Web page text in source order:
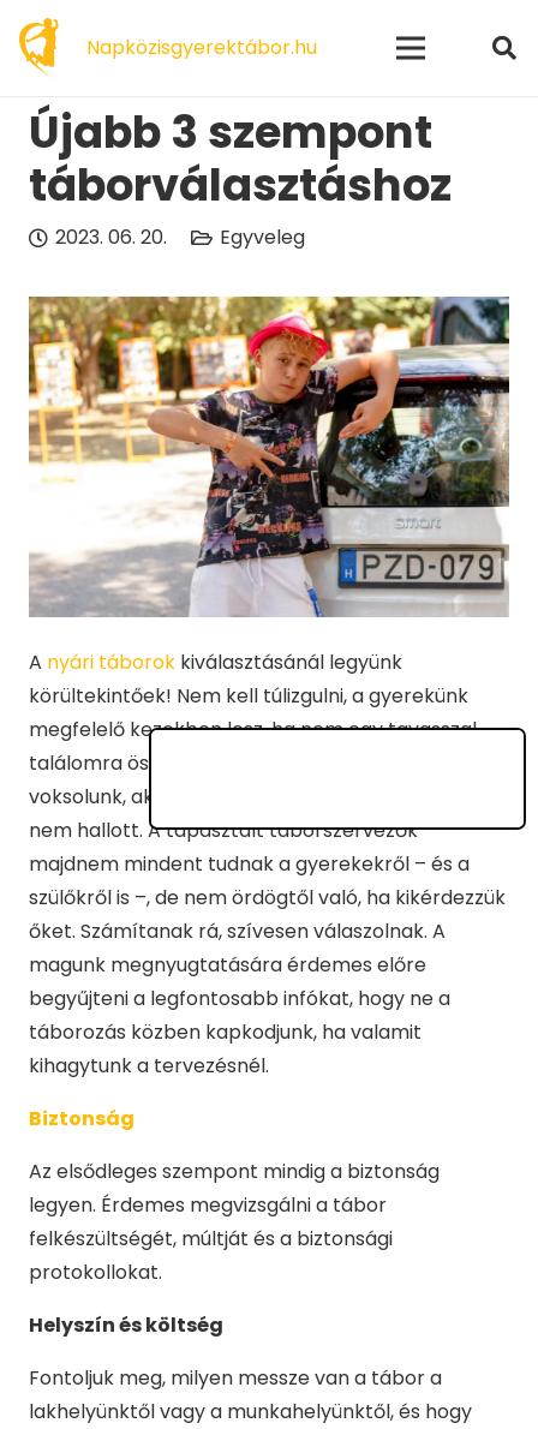
Napközisgyerektábor.hu
Újabb 3 szempont
táborválasztáshoz
2023. 06. 20. Egyveleg
A nyári táborok kiválasztásánál legyünk
körültekintőek! Nem kell túlizgulni, a gyerekünk
megfelelő kezekben lesz, ha nem egy tavasszal
találomra összeverbuvált táboroztatói csapatra
voksolunk, akikről három félismerősön kívül senki
nem hallott. A tapasztalt táborszervezők
majdnem mindent tudnak a gyerekekről – és a
szülőkről is –, de nem ördögtől való, ha kikérdezzük
őket. Számítanak rá, szívesen válaszolnak. A
magunk megnyugtatására érdemes előre
begyűjteni a legfontosabb infókat, hogy ne a
táborozás közben kapkodjunk, ha valamit
kihagytunk a tervezésnél.
Biztonság
Az elsődleges szempont mindig a biztonság
legyen. Érdemes megvizsgálni a tábor
felkészültségét, múltját és a biztonsági
protokollokat.
Helyszín és költség
Fontoljuk meg, milyen messze van a tábor a
lakhelyünktől vagy a munkahelyünktől, és hogy